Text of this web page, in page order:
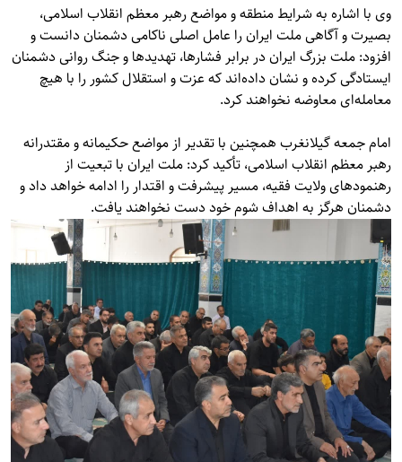
وی با اشاره به شرایط منطقه و مواضع رهبر معظم انقلاب اسلامی،
بصیرت و آگاهی ملت ایران را عامل اصلی ناکامی دشمنان دانست و
افزود: ملت بزرگ ایران در برابر فشارها، تهدیدها و جنگ روانی دشمنان
ایستادگی کرده و نشان داده‌اند که عزت و استقلال کشور را با هیچ
معامله‌ای معاوضه نخواهند کرد.
امام جمعه گیلانغرب همچنین با تقدیر از مواضع حکیمانه و مقتدرانه
رهبر معظم انقلاب اسلامی، تأکید کرد: ملت ایران با تبعیت از
رهنمودهای ولایت فقیه، مسیر پیشرفت و اقتدار را ادامه خواهد داد و
دشمنان هرگز به اهداف شوم خود دست نخواهند یافت.